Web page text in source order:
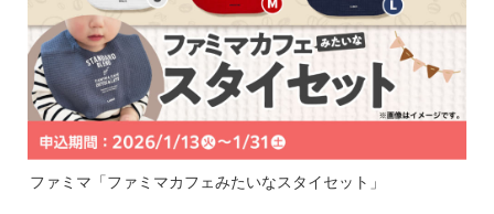
ファミマ「ファミマカフェみたいなスタイセット」